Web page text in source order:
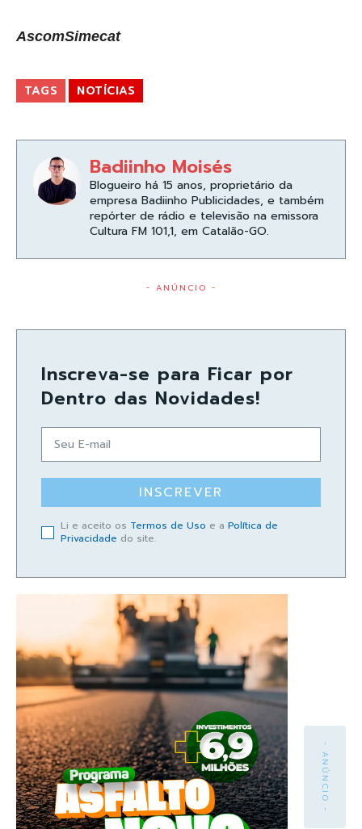
AscomSimecat
TAGS NOTÍCIAS
Badiinho Moisés
Blogueiro há 15 anos, proprietário da
empresa Badiinho Publicidades, e também
repórter de rádio e televisão na emissora
Cultura FM 101,1, em Catalão-GO.
- ANÚNCIO -
Inscreva-se para Ficar por
Dentro das Novidades!
INSCREVER
Li e aceito os Termos de Uso e a Política de
Privacidade do site.
- ANÚNCIO -